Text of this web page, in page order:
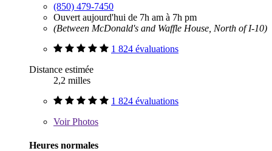
(850) 479-7450
Ouvert aujourd'hui de 7h am à 7h pm
(Between McDonald's and Waffle House, North of I-10)
1 824 évaluations
Distance estimée
2,2 milles
1 824 évaluations
VoirPhotos
Heures normales